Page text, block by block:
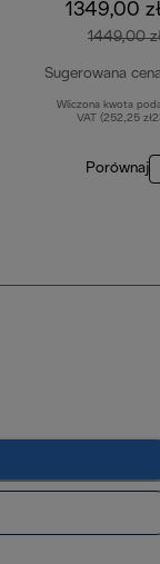
1349,00
1449,00
Sugerowana
Wliczona kwota
VAT (252,25
Porównaj